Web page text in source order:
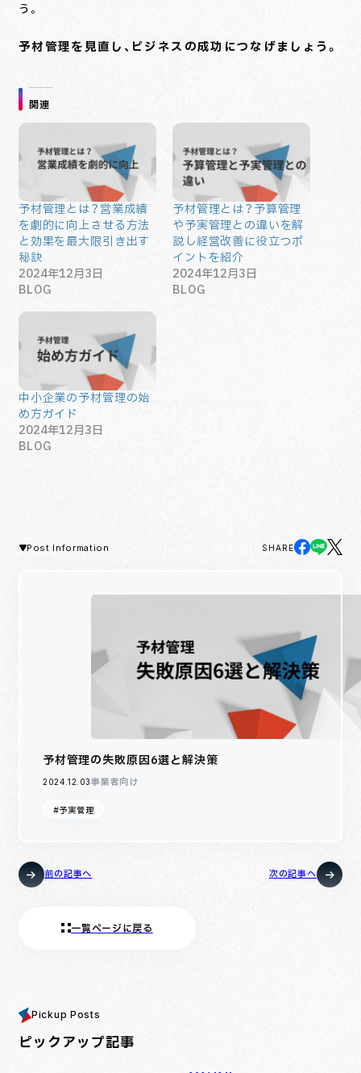
う。
予材管理を見直し、ビジネスの成功につなげましょう。
関連
予材管理とは？営業成績
を劇的に向上させる方法
と効果を最大限引き出す
秘訣
2024年12月3日
BLOG
予材管理とは？予算管理
や予実管理との違いを解
説し経営改善に役立つポ
イントを紹介
2024年12月3日
BLOG
中小企業の予材管理の始
め方ガイド
2024年12月3日
BLOG
Post Information SHARE
予材管理の失敗原因6選と解決策
2024.12.03事業者向け
#予実管理
前の記事へ 次の記事へ
一覧ページに戻る
Pickup Posts
ピックアップ記事